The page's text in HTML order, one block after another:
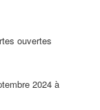
ouvertes
2024 à